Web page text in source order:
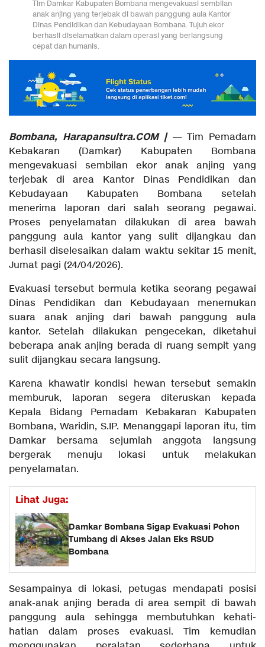
Tim Damkar Kabupaten Bombana mengevakuasi sembilan
anak anjing yang terjebak di bawah panggung aula Kantor
Dinas Pendidikan dan Kebudayaan Bombana. Tujuh ekor
berhasil diselamatkan dalam operasi yang berlangsung
cepat dan humanis.
Bombana, Harapansultra.COM | — Tim Pemadam
Kebakaran (Damkar) Kabupaten Bombana
mengevakuasi sembilan ekor anak anjing yang
terjebak di area Kantor Dinas Pendidikan dan
Kebudayaan Kabupaten Bombana setelah
menerima laporan dari salah seorang pegawai.
Proses penyelamatan dilakukan di area bawah
panggung aula kantor yang sulit dijangkau dan
berhasil diselesaikan dalam waktu sekitar 15 menit,
Jumat pagi (24/04/2026).
Evakuasi tersebut bermula ketika seorang pegawai
Dinas Pendidikan dan Kebudayaan menemukan
suara anak anjing dari bawah panggung aula
kantor. Setelah dilakukan pengecekan, diketahui
beberapa anak anjing berada di ruang sempit yang
sulit dijangkau secara langsung.
Karena khawatir kondisi hewan tersebut semakin
memburuk, laporan segera diteruskan kepada
Kepala Bidang Pemadam Kebakaran Kabupaten
Bombana, Waridin, S.IP. Menanggapi laporan itu, tim
Damkar bersama sejumlah anggota langsung
bergerak menuju lokasi untuk melakukan
penyelamatan.
Lihat Juga:
Damkar Bombana Sigap Evakuasi Pohon
Tumbang di Akses Jalan Eks RSUD
Bombana
Sesampainya di lokasi, petugas mendapati posisi
anak-anak anjing berada di area sempit di bawah
panggung aula sehingga membutuhkan kehati-
hatian dalam proses evakuasi. Tim kemudian